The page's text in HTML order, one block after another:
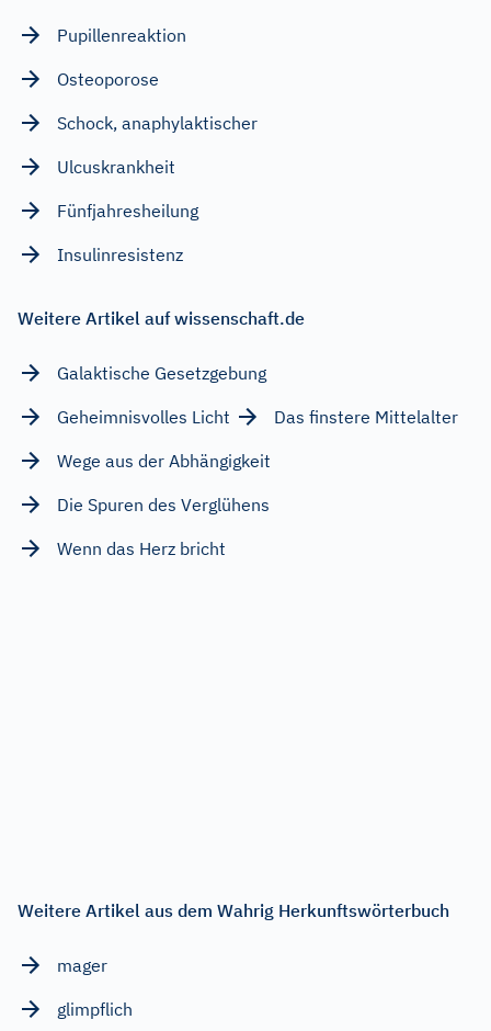
Pupillenreaktion
Osteoporose
Schock, anaphylaktischer
Ulcuskrankheit
Fünfjahresheilung
Insulinresistenz
Weitere Artikel auf wissenschaft.de
Galaktische Gesetzgebung
Geheimnisvolles Licht
Das finstere Mittelalter
Wege aus der Abhängigkeit
Die Spuren des Verglühens
Wenn das Herz bricht
Weitere Artikel aus dem Wahrig Herkunftswörterbuch
mager
glimpflich